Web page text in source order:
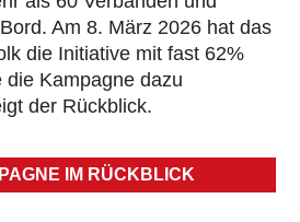
Am 8. März 2026 hat das
die Initiative mit fast 62%
die Kampagne dazu
der Rückblick.
IM RÜCKBLICK